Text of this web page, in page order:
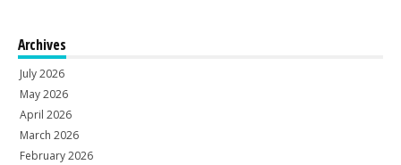
Archives
July 2026
May 2026
April 2026
March 2026
February 2026